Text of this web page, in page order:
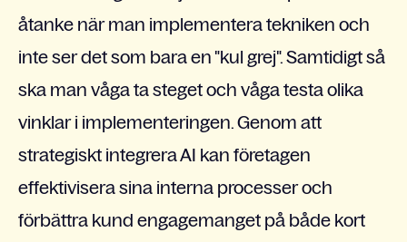
åtanke när man implementera tekniken och
inte ser det som bara en "kul grej". Samtidigt så
ska man våga ta steget och våga testa olika
vinklar i implementeringen. Genom att
strategiskt integrera AI kan företagen
effektivisera sina interna processer och
förbättra kund engagemanget på både kort